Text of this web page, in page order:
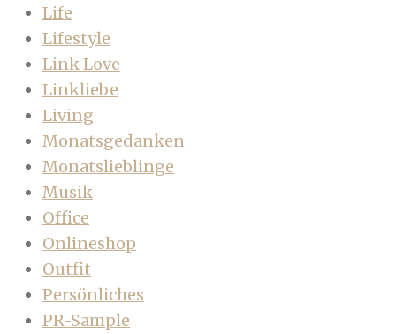
Life
Lifestyle
Link Love
Linkliebe
Living
Monatsgedanken
Monatslieblinge
Musik
Office
Onlineshop
Outfit
Persönliches
PR-Sample